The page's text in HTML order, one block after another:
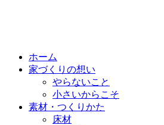
ホーム
家づくりの想い
やらないこと
小さいからこそ
素材・つくりかた
床材